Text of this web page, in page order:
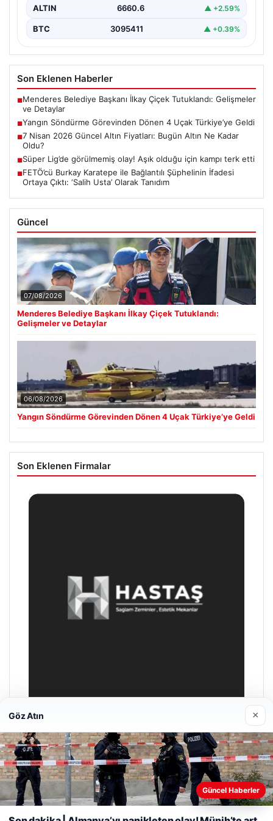
ALTIN 6660.6 ▲ +2.59%
BTC 3095411 ▲ +0.39%
Son Eklenen Haberler
■Menderes Belediye Başkanı İlkay Çiçek Tutuklandı: Gelişmeler
ve Detaylar
■Yangın Söndürme Görevinden Dönen 4 Uçak Türkiye’ye Geldi
■7 Nisan 2026 Güncel Altın Fiyatları: Bugün Altın Ne Kadar
Oldu?
■Süper Lig’de görülmemiş olay! Aşık olduğu için kampı terk etti
■FETÖ’cü Burkay Karatepe ile Bağlantılı Şüphelinin İfadesi
Ortaya Çıktı: ‘Salih Usta’ Olarak Tanıdım
Güncel
07/08/2026
Menderes Belediye Başkanı İlkay Çiçek Tutuklandı:
Gelişmeler ve Detaylar
06/08/2026
Yangın Söndürme Görevinden Dönen 4 Uçak Türkiye’ye Geldi
Son Eklenen Firmalar
Enes Kaplan Avukatlık Bürosu
28/04/2026
Web sitemizi nasıl kullandığınızı daha iyi anlayabilmek,
Göz Atın ×
Güncel Haberler